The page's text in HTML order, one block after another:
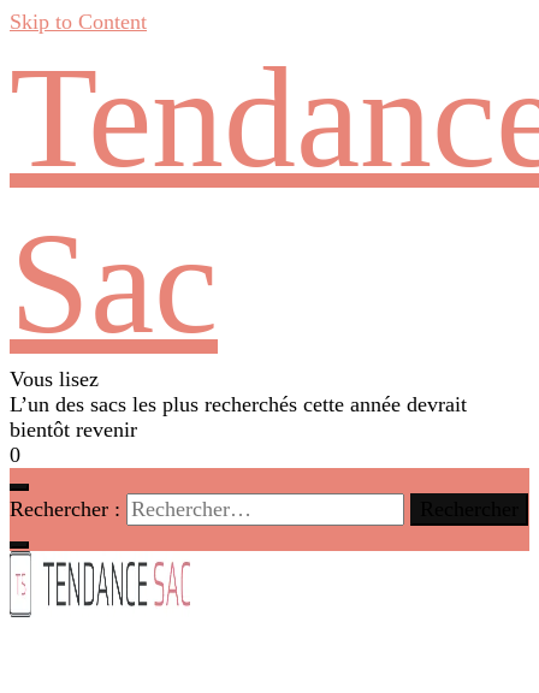
Skip to Content
Sac
Vous lisez
L’un des sacs les plus recherchés cette année devrait
bientôt revenir
0
Rechercher :